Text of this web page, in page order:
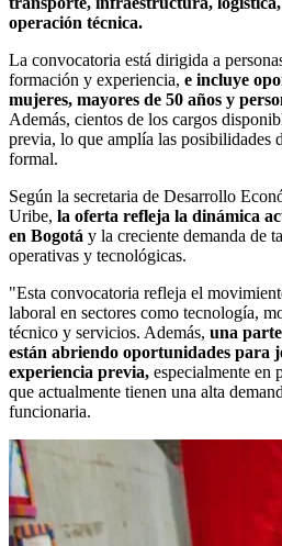
operación técnica.
La convocatoria está dirigida a
formación y experiencia, e incluye
mujeres, mayores de 50 años y
Además, cientos de los cargos
previa, lo que amplía las posibilidades
formal.
Según la secretaria de Desarrollo
Uribe, la oferta refleja la dinámica
en Bogotá y la creciente demanda de
operativas y tecnológicas.
"Esta convocatoria refleja el
laboral en sectores como tecnología,
técnico y servicios. Además, una
están abriendo oportunidades para
experiencia previa, especialmente en
que actualmente tienen una alta
funcionaria.